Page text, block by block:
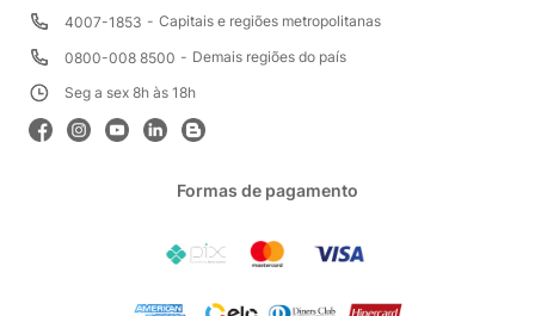
4007-1853
Capitais e regiões metropolitanas
0800-008 8500
Demais regiões do país
Seg a sex 8h às 18h
Formas de pagamento